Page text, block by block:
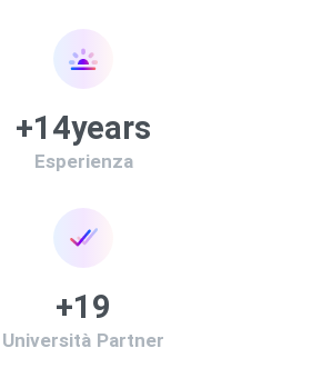
+15years
Esperienza
+20
Università Partner